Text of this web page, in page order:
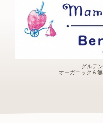
グルテ
オーガニック＆